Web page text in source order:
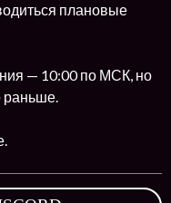
плановые
— 10:00 по МСК, но
раньше.